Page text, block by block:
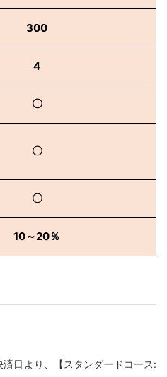
300
4
〇
〇
〇
10～20％
日より、【スタンダードコース: